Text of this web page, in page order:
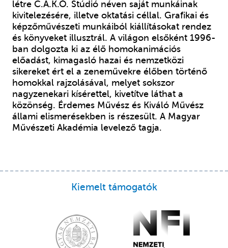
létre C.A.K.Ó. Stúdió néven saját munkáinak
kivitelezésére, illetve oktatási céllal. Grafikai és
képzőművészeti munkáiból kiállításokat rendez
és könyveket illusztrál. A világon elsőként 1996-
ban dolgozta ki az élő homokanimációs
előadást, kimagasló hazai és nemzetközi
sikereket ért el a zeneművekre élőben történő
homokkal rajzolásával, melyet sokszor
nagyzenekari kísérettel, kivetítve láthat a
közönség. Érdemes Művész és Kiváló Művész
állami elismerésekben is részesült. A Magyar
Művészeti Akadémia levelező tagja.
Kiemelt támogatók